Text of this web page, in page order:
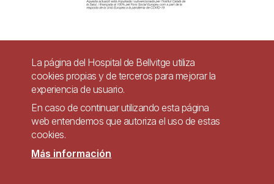
Pie
página
Contacto
Accesibilidad
Política de Privacidad de Sistemas de Videovigilancia
La página del Hospital de Bellvitge utiliza
cookies propias y de terceros para mejorar la
experiencia de usuario.
En caso de continuar utilizando esta página
web entendemos que autoriza el uso de estas
cookies.
Más información